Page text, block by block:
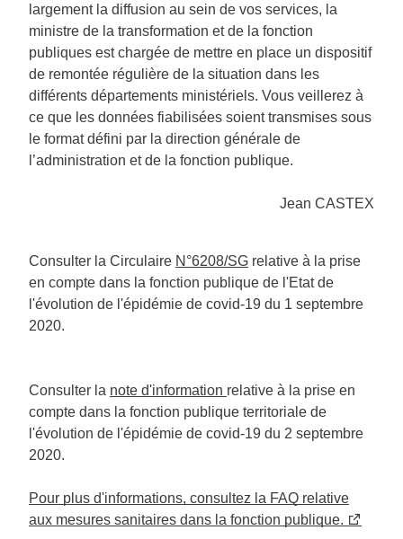
largement la diffusion au sein de vos services, la
ministre de la transformation et de la fonction
publiques est chargée de mettre en place un dispositif
de remontée régulière de la situation dans les
différents départements ministériels. Vous veillerez à
ce que les données fiabilisées soient transmises sous
le format défini par la direction générale de
l’administration et de la fonction publique.
Jean CASTEX
Consulter la Circulaire N°6208/SG relative à la prise
en compte dans la fonction publique de l'Etat de
l'évolution de l'épidémie de covid-19 du 1 septembre
2020.
Consulter la note d'information relative à la prise en
compte dans la fonction publique territoriale de
l'évolution de l'épidémie de covid-19 du 2 septembre
2020.
Pour plus d'informations, consultez la FAQ relative
aux mesures sanitaires dans la fonction publique.